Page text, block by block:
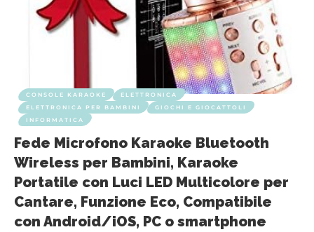
CONSOLE KARAOKE
ELETTRONICA
ELETTRONICA PER BAMBINI
GIOCHI E GIOCATTOLI
INFORMATICA
Fede Microfono Karaoke Bluetooth
Wireless per Bambini, Karaoke
Portatile con Luci LED Multicolore per
Cantare, Funzione Eco, Compatibile
con Android/iOS, PC o smartphone